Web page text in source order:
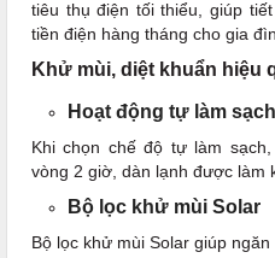
tiêu thụ điện tối thiểu, giúp
tiền điện hàng tháng cho gia
Khử mùi, diệt khuẩn hiệu
Hoạt động tự làm sạch
Khi chọn chế độ tự làm
vòng 2 giờ, dàn lạnh được làm
Bộ lọc khử mùi Solar
Bộ lọc khử mùi Solar giúp